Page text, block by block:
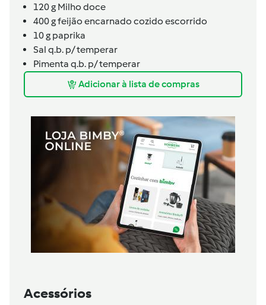
120g Milho doce
400gfeijão encarnado cozido escorrido
10g paprika
Sal q.b. p/ temperar
Pimenta q.b. p/ temperar
Adicionar à lista de compras
Acessórios